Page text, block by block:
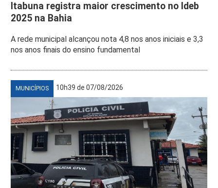
Itabuna registra maior crescimento no Ideb
2025 na Bahia
A rede municipal alcançou nota 4,8 nos anos iniciais e 3,3
nos anos finais do ensino fundamental
MUNICÍPIOS 10h39 de 07/08/2026